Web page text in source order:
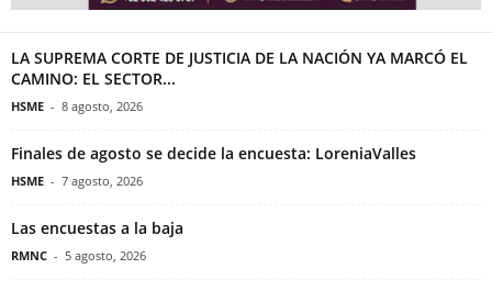
LA SUPREMA CORTE DE JUSTICIA DE LA NACIÓN YA MARCÓ EL
CAMINO: EL SECTOR...
HSME - 8 agosto, 2026
Finales de agosto se decide la encuesta: LoreniaValles
HSME - 7 agosto, 2026
Las encuestas a la baja
RMNC - 5 agosto, 2026